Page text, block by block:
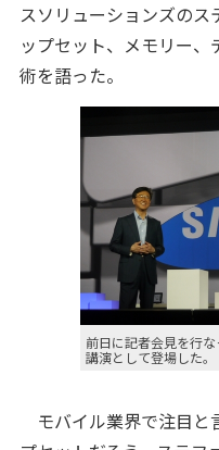
スソリューションズの
ップセット、メモリー
術を語った。
前日に記者会見を行
講演として登場した。
モバイル業界で注目と